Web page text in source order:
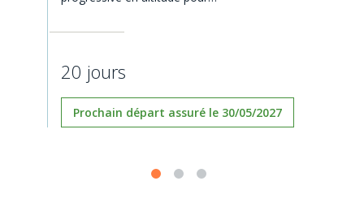
20 jours
Prochain départ assuré le 30/05/2027